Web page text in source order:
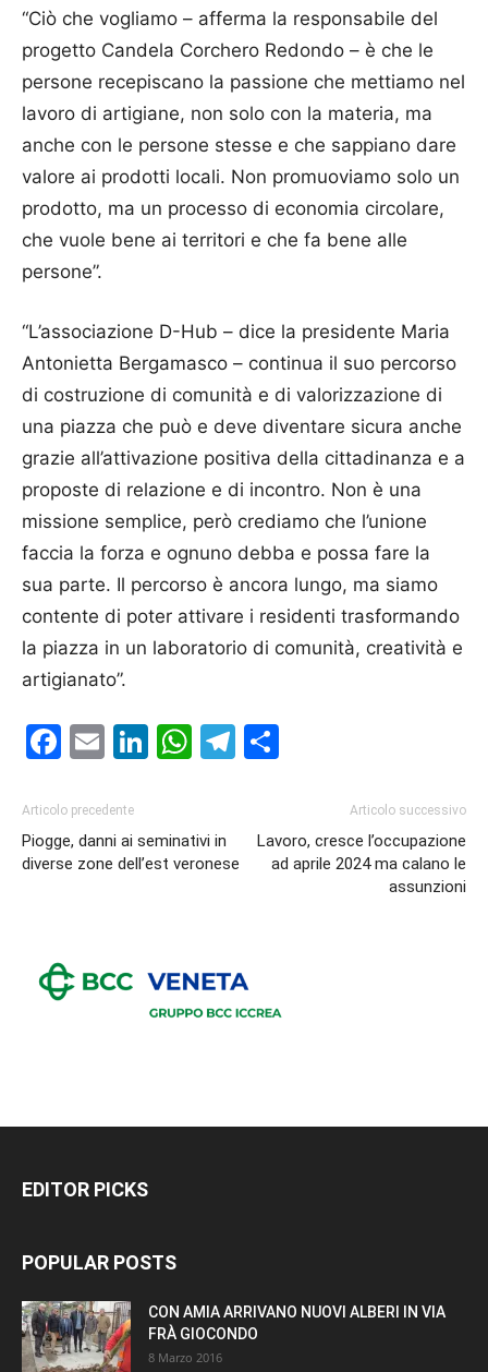
“Ciò che vogliamo – afferma la responsabile del
progetto Candela Corchero Redondo – è che le
persone recepiscano la passione che mettiamo nel
lavoro di artigiane, non solo con la materia, ma
anche con le persone stesse e che sappiano dare
valore ai prodotti locali. Non promuoviamo solo un
prodotto, ma un processo di economia circolare,
che vuole bene ai territori e che fa bene alle
persone”.
“L’associazione D-Hub – dice la presidente Maria
Antonietta Bergamasco – continua il suo percorso
di costruzione di comunità e di valorizzazione di
una piazza che può e deve diventare sicura anche
grazie all’attivazione positiva della cittadinanza e a
proposte di relazione e di incontro. Non è una
missione semplice, però crediamo che l’unione
faccia la forza e ognuno debba e possa fare la
sua parte. Il percorso è ancora lungo, ma siamo
contente di poter attivare i residenti trasformando
la piazza in un laboratorio di comunità, creatività e
artigianato”.
Facebook
EmailLinkedIn
WhatsApp
Telegram
Articolo precedente
Piogge, danni ai seminativi in
diverse zone dell’est veronese
Articolo successivo
Lavoro, cresce l’occupazione
ad aprile 2024 ma calano le
assunzioni
EDITOR PICKS
POPULAR POSTS
CON AMIA ARRIVANO NUOVI ALBERI IN VIA
FRÀ GIOCONDO
8 Marzo 2016